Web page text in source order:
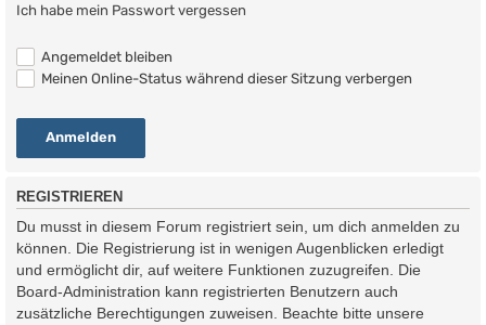
Ich habe mein Passwort vergessen
Angemeldet bleiben
Meinen Online-Status während dieser Sitzung verbergen
REGISTRIEREN
Du musst in diesem Forum registriert sein, um dich anmelden zu
können. Die Registrierung ist in wenigen Augenblicken erledigt
und ermöglicht dir, auf weitere Funktionen zuzugreifen. Die
Board-Administration kann registrierten Benutzern auch
zusätzliche Berechtigungen zuweisen. Beachte bitte unsere